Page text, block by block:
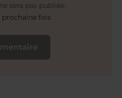
sera pas publiée.
fois